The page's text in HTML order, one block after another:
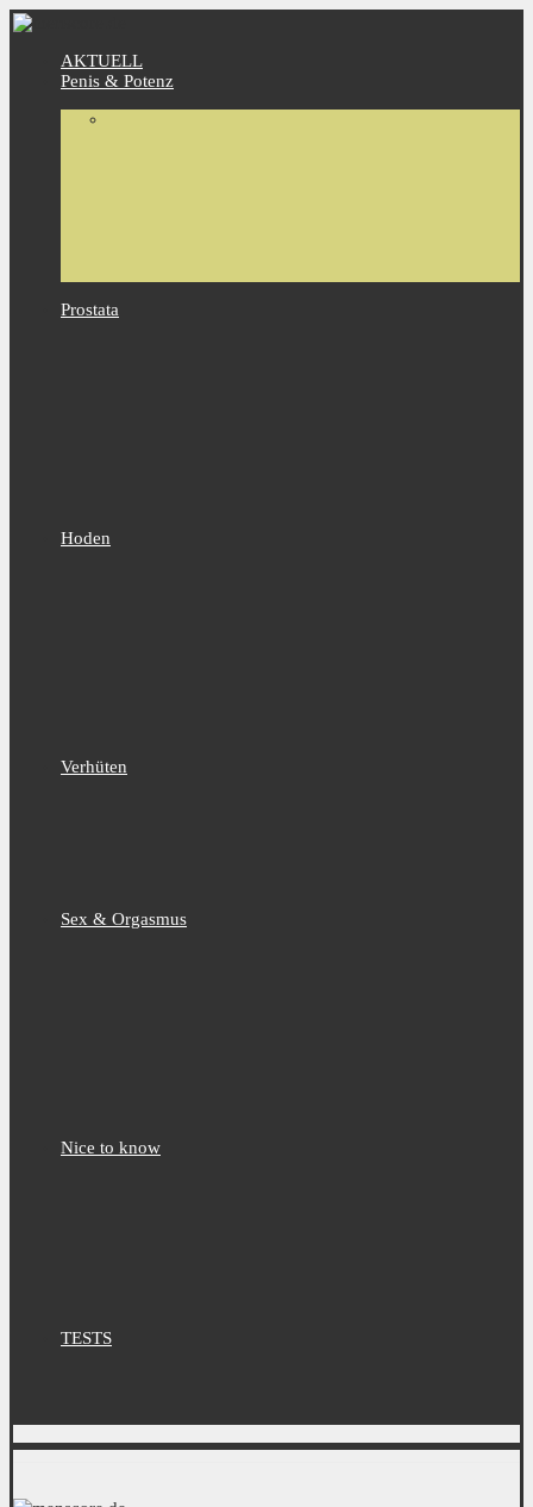
AKTUELL
Penis & Potenz
Prostata
Hoden
Verhüten
Sex & Orgasmus
Nice to know
TESTS